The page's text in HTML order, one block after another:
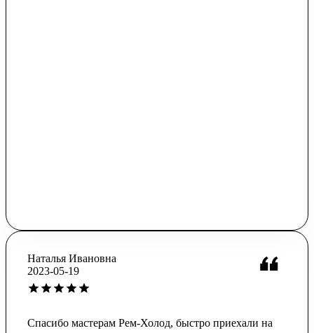
Наталья Ивановна
2023-05-19
Спасибо мастерам Рем-Холод, быстро приехали на